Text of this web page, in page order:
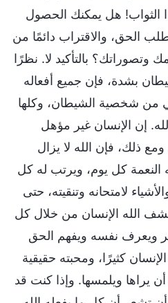
الثواب! هل يمكنك الحصول
الحق، والاقتراب دائمًا من
وتصوراتك؟ بالتأكيد لا. نظرًا
بشدة، فإن جميع أفعاله
من شخصية الشيطان، وكلها
إن الإنسان غير مؤهل
ومع ذلك، فإن الله لا يزال
النعمة كل يوم، ويرتب له كل
لامتحانه وتنقيته، حتى
الله الإنسان من خلال كل
ويعرف نفسه ويفهم الحق
كثيرًا، ومحبته حقيقية
يراها ويلمسها. وإذا كنت قد